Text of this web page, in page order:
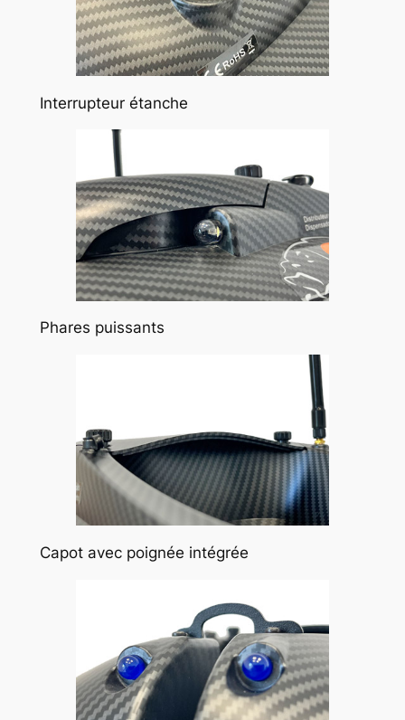
Interrupteur étanche
Phares puissants
Capot avec poignée intégrée